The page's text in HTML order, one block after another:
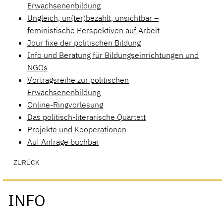
Erwachsenenbildung
Ungleich, un(ter)bezahlt, unsichtbar –
feministische Perspektiven auf Arbeit
Jour fixe der politischen Bildung
Info und Beratung für Bildungseinrichtungen und
NGOs
Vortragsreihe zur politischen
Erwachsenenbildung
Online-Ringvorlesung
Das politisch-literarische Quartett
Projekte und Kooperationen
Auf Anfrage buchbar
ZURÜCK
INFO